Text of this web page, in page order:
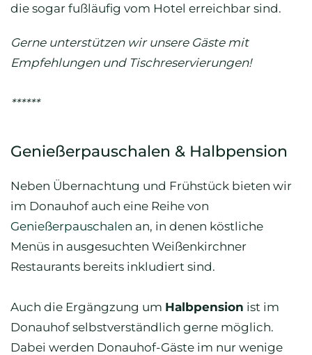
die sogar fußläufig vom Hotel erreichbar sind.
Gerne unterstützen wir unsere Gäste mit
Empfehlungen und Tischreservierungen!
******
Genießerpauschalen & Halbpension
Neben Übernachtung und Frühstück bieten wir
im Donauhof auch eine Reihe von
Genießerpauschalen an, in denen köstliche
Menüs in ausgesuchten Weißenkirchner
Restaurants bereits inkludiert sind.
Auch die Ergängzung um Halbpension ist im
Donauhof selbstverständlich gerne möglich.
Dabei werden Donauhof-Gäste im nur wenige